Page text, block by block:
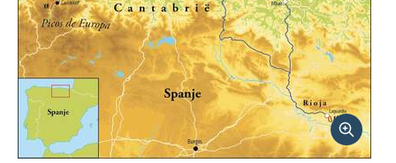
Praktische informatie
FAQ
Foto's en video
Reis boeken